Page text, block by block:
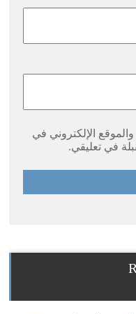
الإلكتروني في
في تعليقي.